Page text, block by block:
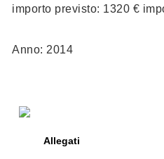
importo previsto: 1320 €
Anno: 2014
Allegati